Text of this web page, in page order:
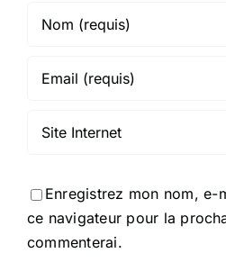
Enregistrez mon nom, e-
ce navigateur pour la
commenterai.